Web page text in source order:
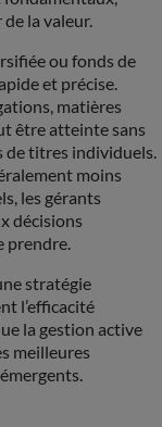
la valeur.
ou fonds de
et précise.
matières
être atteinte sans
de titres individuels.
moins
les gérants
décisions
prendre.
stratégie
l’efficacité
la gestion active
meilleures